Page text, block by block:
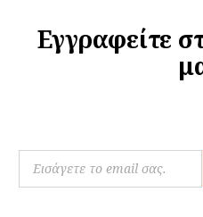
Εγγραφείτε
E
a